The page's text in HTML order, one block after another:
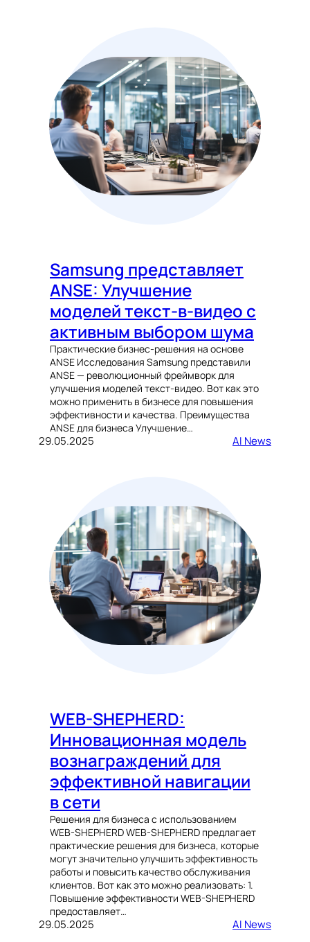
Samsung представляет
ANSE: Улучшение
моделей текст-в-видео с
активным выбором шума
Практические бизнес-решения на основе
ANSE Исследования Samsung представили
ANSE — революционный фреймворк для
улучшения моделей текст-видео. Вот как это
можно применить в бизнесе для повышения
эффективности и качества. Преимущества
ANSE для бизнеса Улучшение…
29.05.2025 AI News
WEB-SHEPHERD:
Инновационная модель
вознаграждений для
эффективной навигации
в сети
Решения для бизнеса с использованием
WEB-SHEPHERD WEB-SHEPHERD предлагает
практические решения для бизнеса, которые
могут значительно улучшить эффективность
работы и повысить качество обслуживания
клиентов. Вот как это можно реализовать: 1.
Повышение эффективности WEB-SHEPHERD
предоставляет…
29.05.2025 AI News